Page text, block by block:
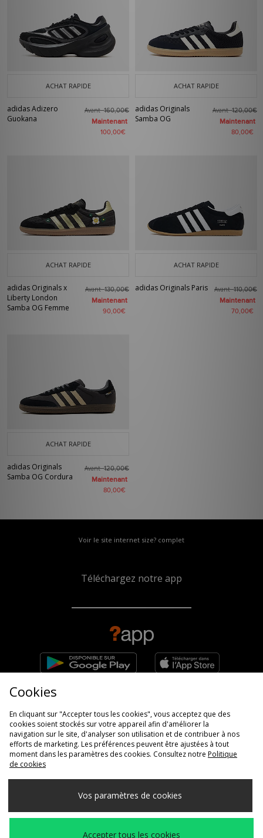
ACHAT RAPIDE
adidas Adizero
Guokana
Avant160,00€
Maintenant
100,00€
ACHAT RAPIDE
adidas Originals
Samba OG
Avant120,00€
Maintenant
80,00€
ACHAT RAPIDE
adidas Originals x
Liberty London
Samba OG Femme
Avant130,00€
Maintenant
90,00€
ACHAT RAPIDE
adidas Originals Paris Avant110,00€
Maintenant
70,00€
ACHAT RAPIDE
adidas Originals
Samba OG Cordura
Avant120,00€
Maintenant
80,00€
Voir le site internet size? complet
Téléchargez notre app
Inscrivez-vous pour bénéficier d'une réduction de
En saisissant votre adresse e-mail, vous acceptez de recevoir des
communications de la part du groupe size>. Pour plus de détails sur la
confidentialité.
Cookies
En cliquant sur "Accepter tous les cookies", vous acceptez que des
cookies soient stockés sur votre appareil afin d'améliorer la
navigation sur le site, d'analyser son utilisation et de contribuer à nos
efforts de marketing. Les préférences peuvent être ajustées à tout
moment dans les paramètres des cookies. Consultez notre Politique
de cookies
Vos paramètres de cookies
Accepter tous les cookies